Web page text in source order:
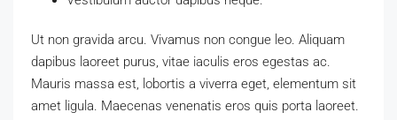
Ut non gravida arcu. Vivamus non congue leo. Aliquam
dapibus laoreet purus, vitae iaculis eros egestas ac.
Mauris massa est, lobortis a viverra eget, elementum sit
amet ligula. Maecenas venenatis eros quis porta laoreet.